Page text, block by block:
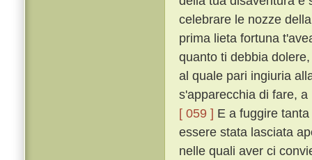
celebrare le nozze
prima lieta fortuna
quanto ti debbia
al quale pari ingiuria
s'apparecchia di fare,
[ 059 ] E a fuggire
essere stata lasciata
nelle quali aver ci